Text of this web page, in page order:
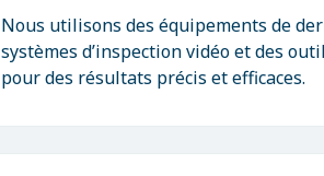
Nous utilisons des équipements de
systèmes d’inspection vidéo et des
pour des résultats précis et efficaces.